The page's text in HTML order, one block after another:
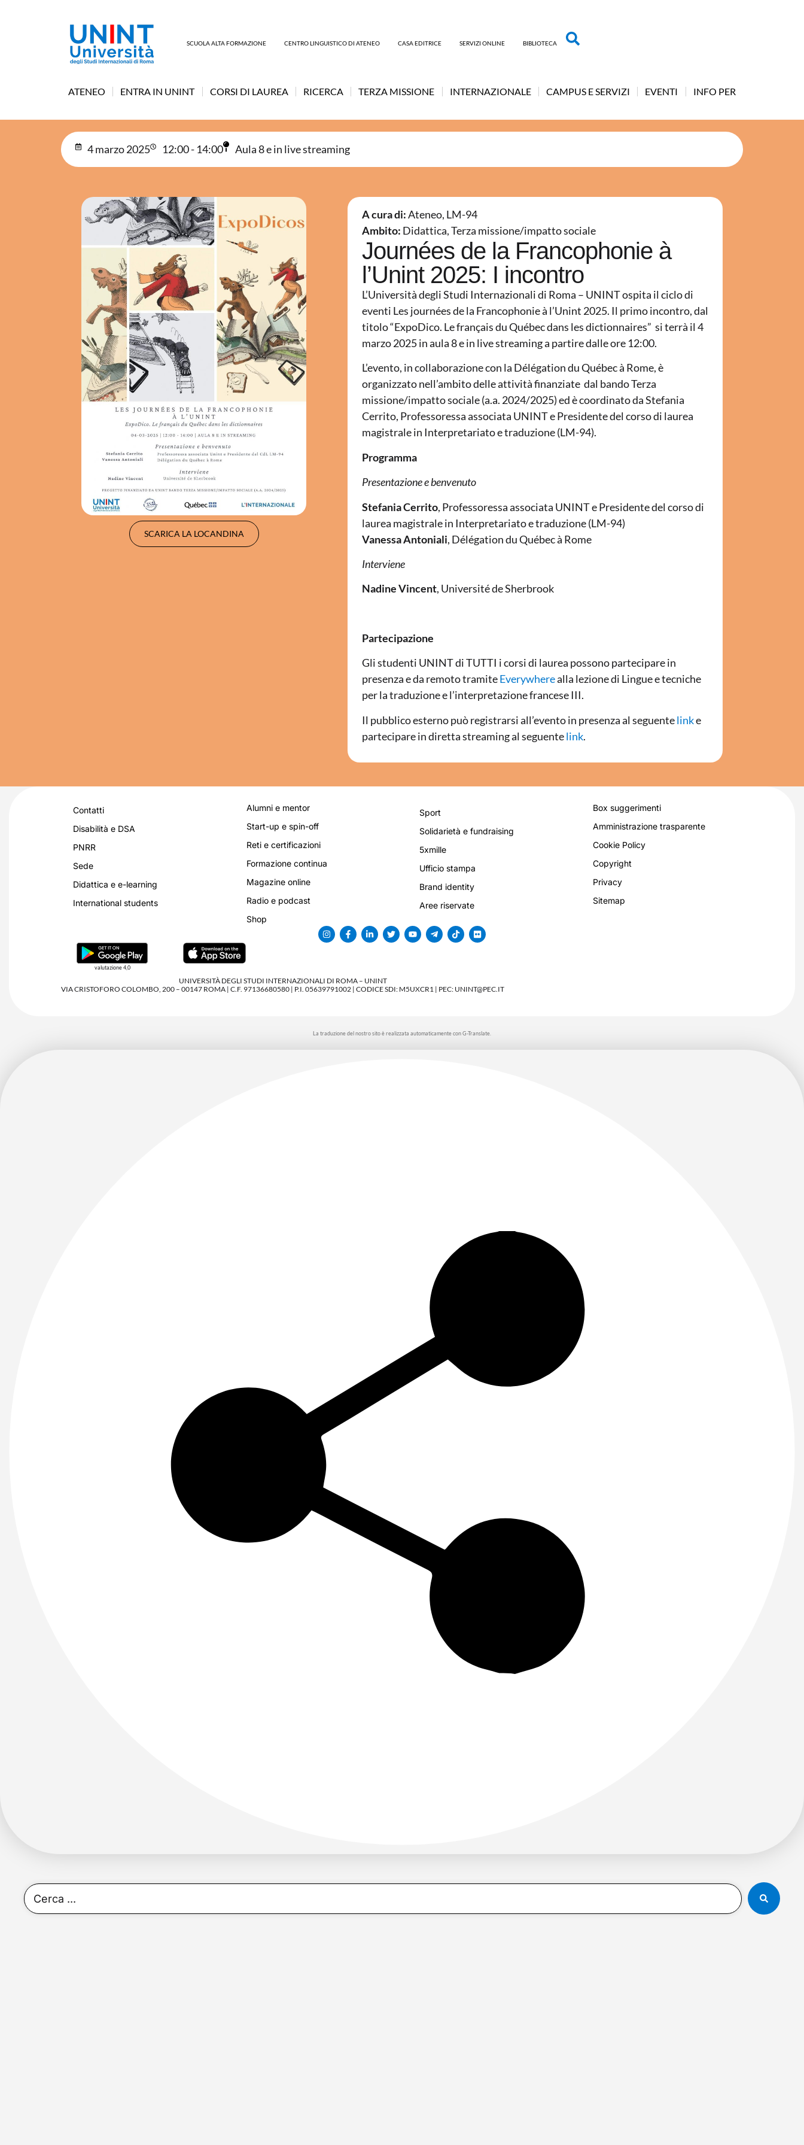
SCUOLA ALTA FORMAZIONE CENTRO LINGUISTICO DI ATENEO CASA EDITRICE SERVIZI ONLINE BIBLIOTECA
ATENEO ENTRA IN UNINT CORSI DI LAUREA RICERCA TERZA MISSIONE INTERNAZIONALE CAMPUS E SERVIZI EVENTI INFO PER
4 marzo 2025 12:00 - 14:00 Aula 8 e in live streaming
SCARICA LA LOCANDINA
A cura di:Ateneo, LM-94
Ambito: Didattica,Terza missione/impatto sociale
Journées de la Francophonie à
l’Unint 2025: I incontro
L’Università degli Studi Internazionali di Roma – UNINT ospita il ciclo di
eventi Les journées de la Francophonie à l’Unint 2025. Il primo incontro, dal
titolo “ExpoDico. Le français du Québec dans les dictionnaires” si terrà il 4
marzo 2025 in aula 8 e in live streaming a partire dalle ore 12:00.
L’evento, in collaborazione con la Délégation du Québec à Rome, è
organizzato nell’ambito delle attività finanziate dal bando Terza
missione/impatto sociale (a.a. 2024/2025) ed è coordinato da Stefania
Cerrito, Professoressa associata UNINT e Presidente del corso di laurea
magistrale in Interpretariato e traduzione (LM-94).
Programma
Presentazione e benvenuto
Stefania Cerrito, Professoressa associata UNINT e Presidente del corso di
laurea magistrale in Interpretariato e traduzione (LM-94)
Vanessa Antoniali, Délégation du Québec à Rome
Interviene
Nadine Vincent, Université de Sherbrook
Partecipazione
Gli studenti UNINT di TUTTI i corsi di laurea possono partecipare in
presenza e da remoto tramiteEverywherealla lezione di Lingue e tecniche
per la traduzione e l’interpretazione francese III.
Il pubblico esterno può registrarsi all’evento in presenza al seguentelinke
partecipare in diretta streaming al seguentelink.
Contatti
Disabilità e DSA
PNRR
Sede
Didattica e e-learning
International students
Alumni e mentor
Start-up e spin-off
Reti e certificazioni
Formazione continua
Magazine online
Radio e podcast
Shop
Sport
Solidarietà e fundraising
5xmille
Ufficio stampa
Brand identity
Aree riservate
Box suggerimenti
Amministrazione trasparente
Cookie Policy
Copyright
Privacy
Sitemap
valutazione 4,0
UNIVERSITÀ DEGLI STUDI INTERNAZIONALI DI ROMA – UNINT
VIA CRISTOFORO COLOMBO, 200 – 00147 ROMA | C.F. 97136680580 | P.I. 05639791002 | CODICE SDI: M5UXCR1 | PEC: UNINT@PEC.IT
La traduzione del nostro sito è realizzata automaticamente con G-Translate.